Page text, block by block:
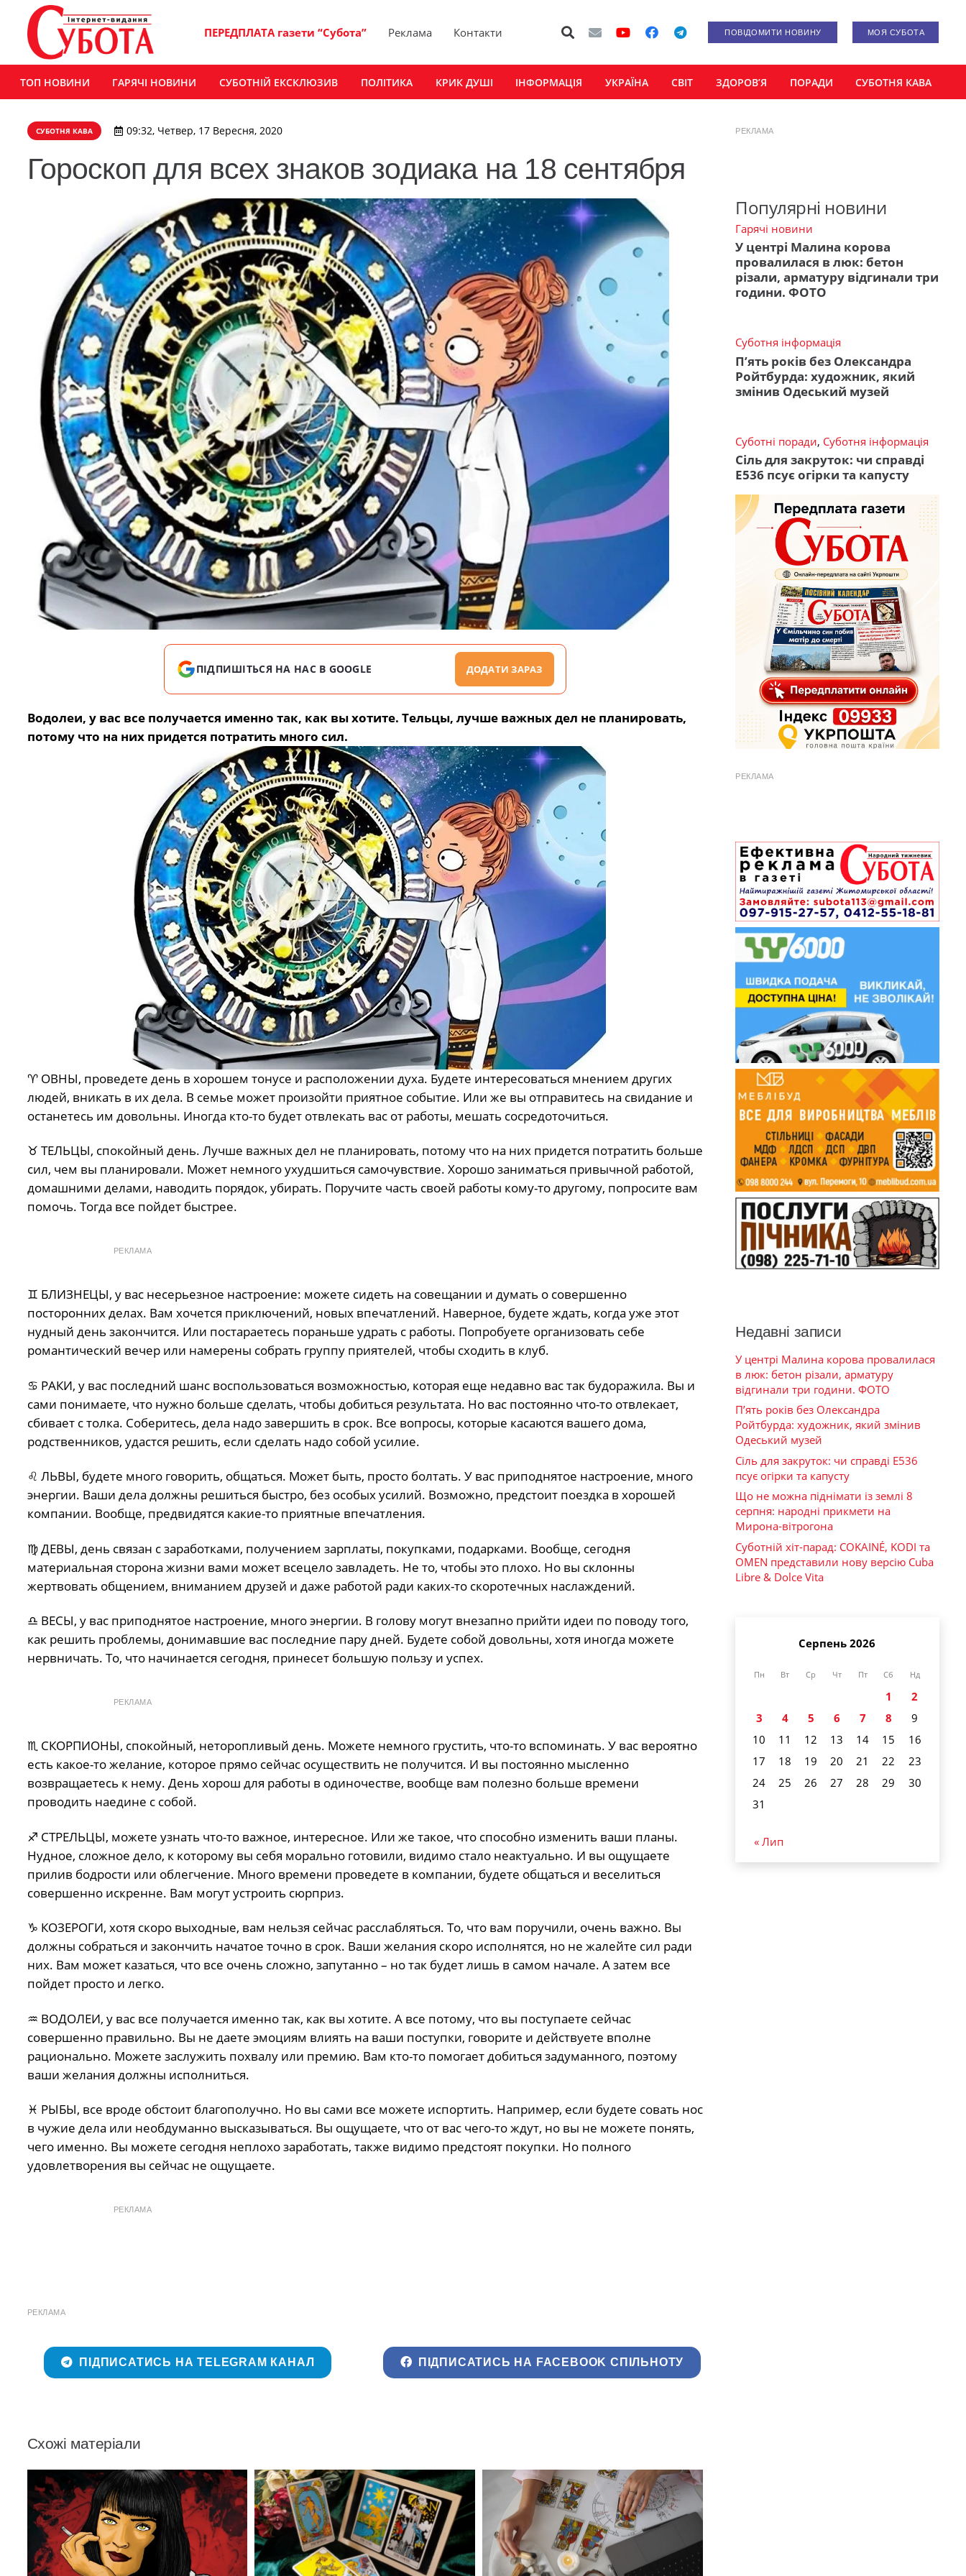
ПЕРЕДПЛАТА газети “Субота” Реклама Контакти ПОВІДОМИТИ НОВИНУ МОЯ СУБОТА
ТОП НОВИНИ ГАРЯЧІ НОВИНИ СУБОТНІЙ ЕКСКЛЮЗИВ ПОЛІТИКА КРИК ДУШІ ІНФОРМАЦІЯ УКРАЇНА СВІТ ЗДОРОВ’Я ПОРАДИ СУБОТНЯ КАВА
СУБОТНЯ КАВА 09:32, Четвер, 17 Вересня, 2020
Гороскоп для всех знаков зодиака на 18 сентября
ПІДПИШІТЬСЯ НА НАС В GOOGLE ДОДАТИ ЗАРАЗ
Водолеи, у вас все получается именно так, как вы хотите. Тельцы, лучше важных дел не планировать,
потому что на них придется потратить много сил.
♈️ ОВНЫ, проведете день в хорошем тонусе и расположении духа. Будете интересоваться мнением других
людей, вникать в их дела. В семье может произойти приятное событие. Или же вы отправитесь на свидание и
останетесь им довольны. Иногда кто-то будет отвлекать вас от работы, мешать сосредоточиться.
♉️ ТЕЛЬЦЫ, спокойный день. Лучше важных дел не планировать, потому что на них придется потратить больше
сил, чем вы планировали. Может немного ухудшиться самочувствие. Хорошо заниматься привычной работой,
домашними делами, наводить порядок, убирать. Поручите часть своей работы кому-то другому, попросите вам
помочь. Тогда все пойдет быстрее.
РЕКЛАМА
♊️ БЛИЗНЕЦЫ, у вас несерьезное настроение: можете сидеть на совещании и думать о совершенно
посторонних делах. Вам хочется приключений, новых впечатлений. Наверное, будете ждать, когда уже этот
нудный день закончится. Или постараетесь пораньше удрать с работы. Попробуете организовать себе
романтический вечер или намерены собрать группу приятелей, чтобы сходить в клуб.
♋️ РАКИ, у вас последний шанс воспользоваться возможностью, которая еще недавно вас так будоражила. Вы и
сами понимаете, что нужно больше сделать, чтобы добиться результата. Но вас постоянно что-то отвлекает,
сбивает с толка. Соберитесь, дела надо завершить в срок. Все вопросы, которые касаются вашего дома,
родственников, удастся решить, если сделать надо собой усилие.
♌️ ЛЬВЫ, будете много говорить, общаться. Может быть, просто болтать. У вас приподнятое настроение, много
энергии. Ваши дела должны решиться быстро, без особых усилий. Возможно, предстоит поездка в хорошей
компании. Вообще, предвидятся какие-то приятные впечатления.
♍️ ДЕВЫ, день связан с заработками, получением зарплаты, покупками, подарками. Вообще, сегодня
материальная сторона жизни вами может всецело завладеть. Не то, чтобы это плохо. Но вы склонны
жертвовать общением, вниманием друзей и даже работой ради каких-то скоротечных наслаждений.
♎️ ВЕСЫ, у вас приподнятое настроение, много энергии. В голову могут внезапно прийти идеи по поводу того,
как решить проблемы, донимавшие вас последние пару дней. Будете собой довольны, хотя иногда можете
нервничать. То, что начинается сегодня, принесет большую пользу и успех.
РЕКЛАМА
♏️ СКОРПИОНЫ, спокойный, неторопливый день. Можете немного грустить, что-то вспоминать. У вас вероятно
есть какое-то желание, которое прямо сейчас осуществить не получится. И вы постоянно мысленно
возвращаетесь к нему. День хорош для работы в одиночестве, вообще вам полезно больше времени
проводить наедине с собой.
♐️ СТРЕЛЬЦЫ, можете узнать что-то важное, интересное. Или же такое, что способно изменить ваши планы.
Нудное, сложное дело, к которому вы себя морально готовили, видимо стало неактуально. И вы ощущаете
прилив бодрости или облегчение. Много времени проведете в компании, будете общаться и веселиться
совершенно искренне. Вам могут устроить сюрприз.
♑️ КОЗЕРОГИ, хотя скоро выходные, вам нельзя сейчас расслабляться. То, что вам поручили, очень важно. Вы
должны собраться и закончить начатое точно в срок. Ваши желания скоро исполнятся, но не жалейте сил ради
них. Вам может казаться, что все очень сложно, запутанно – но так будет лишь в самом начале. А затем все
пойдет просто и легко.
♒️ ВОДОЛЕИ, у вас все получается именно так, как вы хотите. А все потому, что вы поступаете сейчас
совершенно правильно. Вы не даете эмоциям влиять на ваши поступки, говорите и действуете вполне
рационально. Можете заслужить похвалу или премию. Вам кто-то помогает добиться задуманного, поэтому
ваши желания должны исполниться.
♓️ РЫБЫ, все вроде обстоит благополучно. Но вы сами все можете испортить. Например, если будете совать нос
в чужие дела или необдуманно высказываться. Вы ощущаете, что от вас чего-то ждут, но вы не можете понять,
чего именно. Вы можете сегодня неплохо заработать, также видимо предстоят покупки. Но полного
удовлетворения вы сейчас не ощущаете.
РЕКЛАМА
РЕКЛАМА
ПІДПИСАТИСЬ НА TELEGRAM КАНАЛ ПІДПИСАТИСЬ НА FACEBOOK СПІЛЬНОТУ
Схожі матеріали
РЕКЛАМА
Популярні новини
Гарячі новини
У центрі Малина корова
провалилася в люк: бетон
різали, арматуру відгинали три
години. ФОТО
Суботня інформація
П’ять років без Олександра
Ройтбурда: художник, який
змінив Одеський музей
Суботні поради, Суботня інформація
Сіль для закруток: чи справді
Е536 псує огірки та капусту
РЕКЛАМА
Недавні записи
У центрі Малина корова провалилася
в люк: бетон різали, арматуру
відгинали три години. ФОТО
П’ять років без Олександра
Ройтбурда: художник, який змінив
Одеський музей
Сіль для закруток: чи справді Е536
псує огірки та капусту
Що не можна піднімати із землі 8
серпня: народні прикмети на
Мирона-вітрогона
Суботній хіт-парад: COKAINÉ, KODI та
OMEN представили нову версію Cuba
Libre & Dolce Vita
Серпень 2026
Пн Вт Ср Чт Пт Сб Нд
1
2
3
4 5 6 7 8
9
10
11 12 13 14 15
16
17
18 19 20 21 22
23
24
25 26 27 28 29
30
31
« Лип